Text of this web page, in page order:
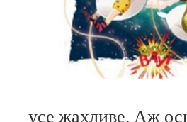
усе жахливе. Аж